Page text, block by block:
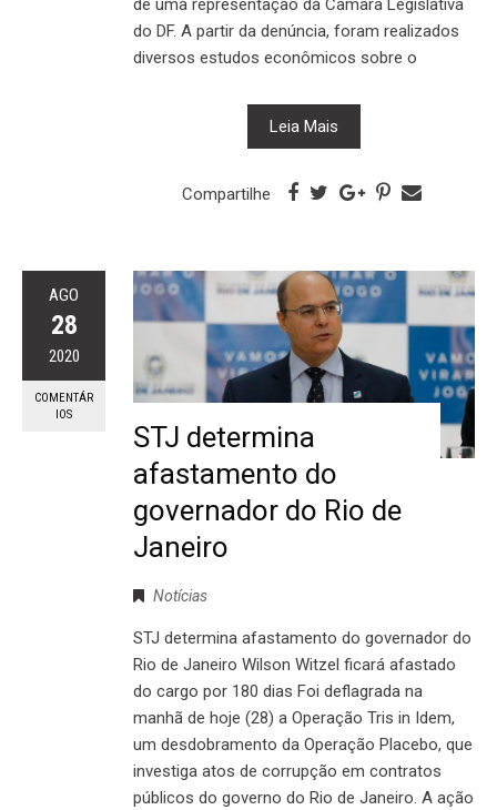
de uma representação da Câmara Legislativa
do DF. A partir da denúncia, foram realizados
diversos estudos econômicos sobre o
Leia Mais
Compartilhe
AGO
28
2020
COMENTÁR
IOS
STJ determina
afastamento do
governador do Rio de
Janeiro
Notícias
STJ determina afastamento do governador do
Rio de Janeiro Wilson Witzel ficará afastado
do cargo por 180 dias Foi deflagrada na
manhã de hoje (28) a Operação Tris in Idem,
um desdobramento da Operação Placebo, que
investiga atos de corrupção em contratos
públicos do governo do Rio de Janeiro. A ação